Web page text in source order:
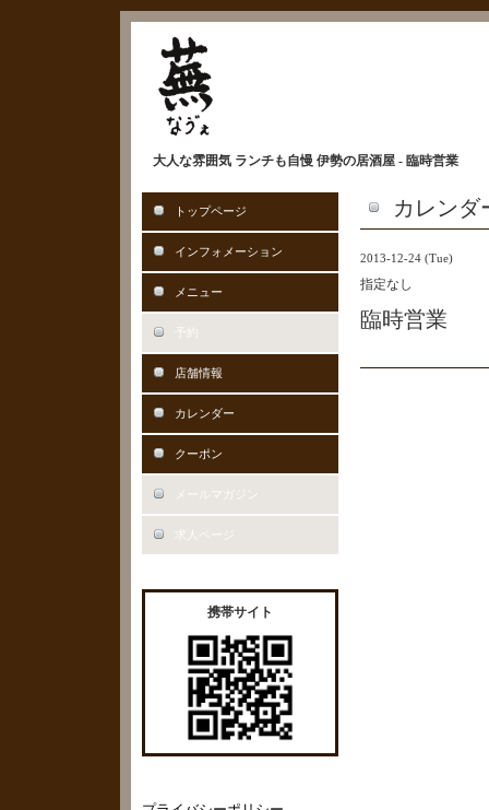
大人な雰囲気 ランチも自慢 伊勢の居酒屋 - 臨時営業
カレンダ
2013-12-24 (Tue)
指定なし
臨時営業
トップページ
インフォメーション
メニュー
予約
店舗情報
カレンダー
クーポン
メールマガジン
求人ページ
携帯サイト